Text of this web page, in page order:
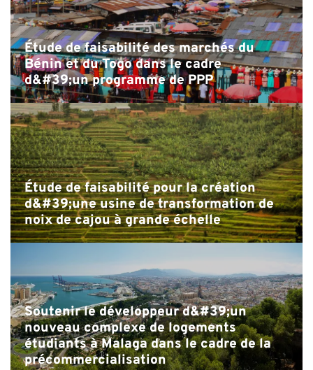
Étude de faisabilité des marchés du
Bénin et du Togo dans le cadre
d&#39;un programme de PPP
Étude de faisabilité pour la création
d&#39;une usine de transformation de
noix de cajou à grande échelle
Soutenir le développeur d&#39;un
nouveau complexe de logements
étudiants à Malaga dans le cadre de la
précommercialisation